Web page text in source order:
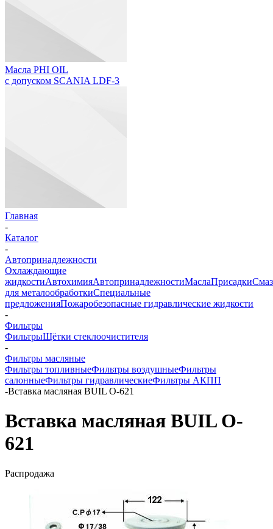
Масла PHI OIL
с допуском SCANIA LDF-3
Главная
-
Каталог
-
Автопринадлежности
Охлаждающие
жидкостиАвтохимияАвтопринадлежностиМаслаПрисадки
для металообработкиСпециальные
предложенияПожаробезопасные гидравлические жидкости
-
Фильтры
ФильтрыЩётки стеклоочистителя
-
Фильтры масляные
Фильтры топливныеФильтры воздушныеФильтры
салонныеФильтры гидравлическиеФильтры АКПП
-Вставка масляная BUIL O-621
Вставка масляная BUIL O-
621
Распродажа